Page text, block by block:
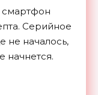
смартфон
Серийное
не началось,
начнется.